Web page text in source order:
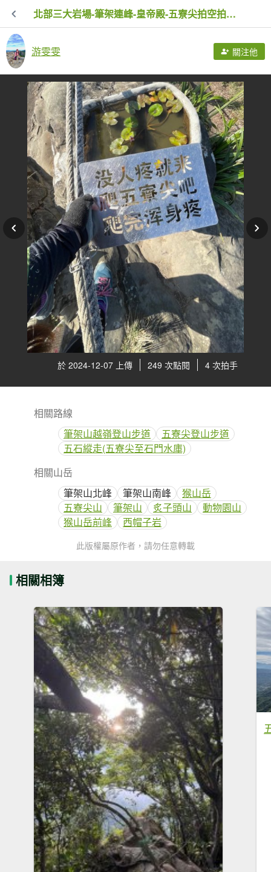
北部三大岩場-筆架連峰-皇帝殿-五寮尖拍空拍寫真💙
游雯雯 關注他
於 2024-12-07 上傳 249 次點閱 4 次拍手
相關路線
筆架山越嶺登山步道
五寮尖登山步道
五石縱走(五寮尖至石門水庫)
相關山岳
筆架山北峰
筆架山南峰
猴山岳
五寮尖山
筆架山 炙子頭山
動物園山
猴山岳前峰
西帽子岩
此版權屬原作者，請勿任意轉載
相關相簿